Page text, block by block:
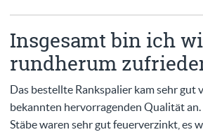
Insgesamt bin ich
rundherum
Das bestellte Rankspalier kam sehr gut
bekannten hervorragenden Qualität
Stäbe waren sehr gut feuerverzinkt, es